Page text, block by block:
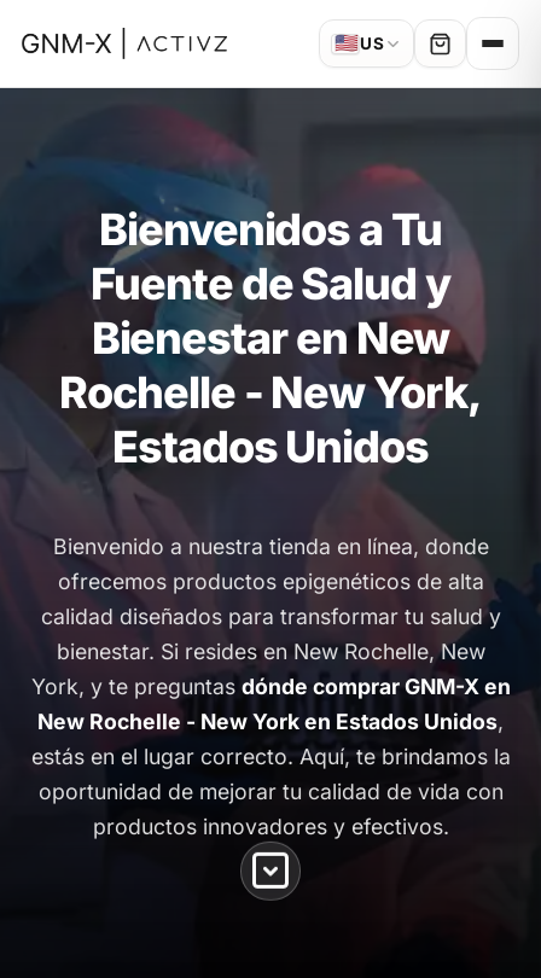
🇺🇸US
Bienvenidos a Tu
Fuente de Salud y
Bienestar en New
Rochelle - New York,
Estados Unidos
Bienvenido a nuestra tienda en línea, donde
ofrecemos productos epigenéticos de alta
calidad diseñados para transformar tu salud y
bienestar. Si resides en New Rochelle, New
York, y te preguntas dónde comprar GNM-X en
New Rochelle - New York en Estados Unidos,
estás en el lugar correcto. Aquí, te brindamos la
oportunidad de mejorar tu calidad de vida con
productos innovadores y efectivos.